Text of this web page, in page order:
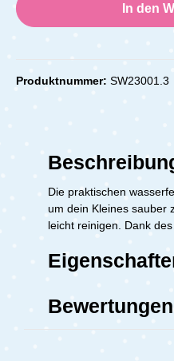
In den
Produktnummer: SW23001.3
Die praktischen
um dein Kleines sauber
leicht reinigen. Dank
Bewertungen